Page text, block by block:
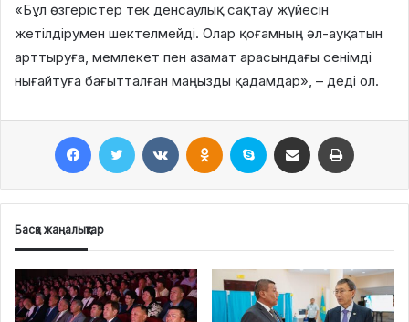
«Бұл өзгерістер тек денсаулық сақтау жүйесін
жетілдірумен шектелмейді. Олар қоғамның әл-ауқатын
арттыруға, мемлекет пен азамат арасындағы сенімді
нығайтуға бағытталған маңызды қадамдар», – деді ол.
Басқа жаңалықтар